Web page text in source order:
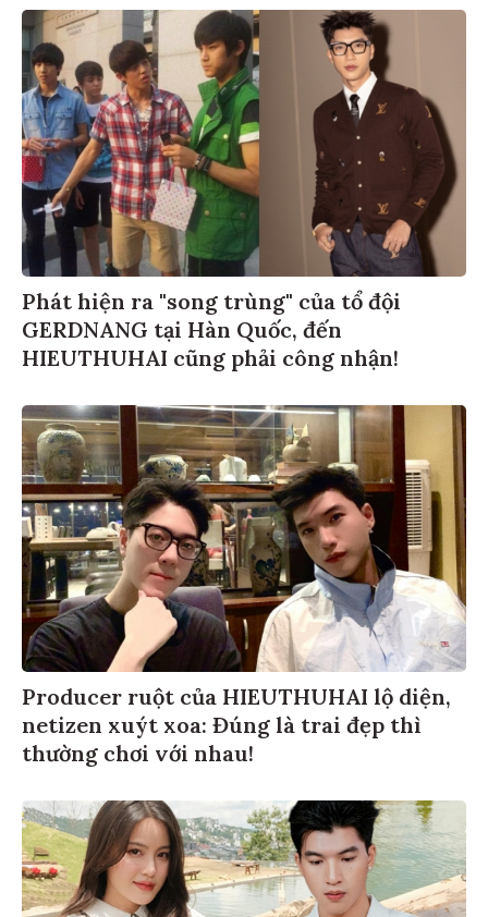
Phát hiện ra "song trùng" của tổ đội
GERDNANG tại Hàn Quốc, đến
HIEUTHUHAI cũng phải công nhận!
Producer ruột của HIEUTHUHAI lộ diện,
netizen xuýt xoa: Đúng là trai đẹp thì
thường chơi với nhau!